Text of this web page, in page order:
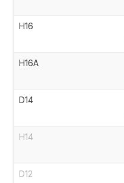
H16
H16A
D14
H14
D12